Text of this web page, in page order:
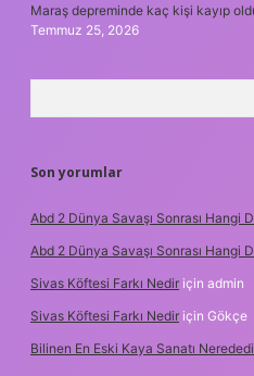
Maraş depreminde kaç kişi kayıp
Temmuz 25, 2026
Son yorumlar
Abd 2 Dünya Savaşı Sonrası Hangi
Abd 2 Dünya Savaşı Sonrası Hangi
Sivas Köftesi Farkı Nedir için admin
Sivas Köftesi Farkı Nedir için Gökçe
Bilinen En Eski Kaya Sanatı